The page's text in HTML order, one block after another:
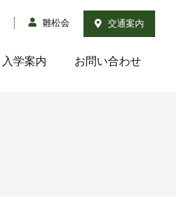
雛松会 交通案内
入学案内 お問い合わせ